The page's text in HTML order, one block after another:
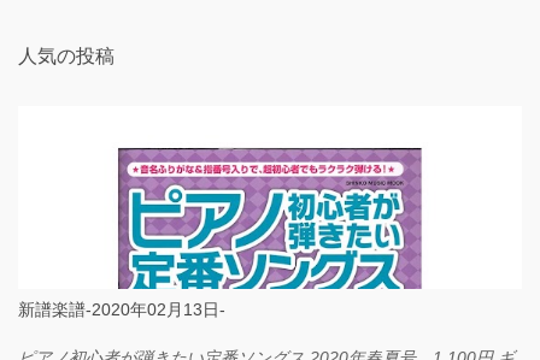
人気の投稿
新譜楽譜-2020年02月13日-